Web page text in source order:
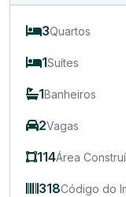
3Quartos
1Suítes
1Banheiros
2Vagas
114Área
318Código do